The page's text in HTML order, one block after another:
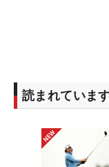
読まれていま